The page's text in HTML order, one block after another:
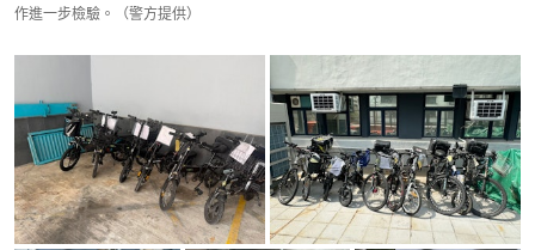
作進一步檢驗。（警方提供）